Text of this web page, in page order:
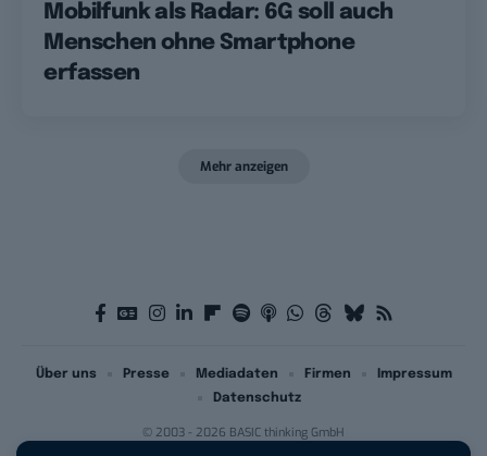
Mobilfunk als Radar: 6G soll auch
Menschen ohne Smartphone
erfassen
Mehr anzeigen
© 2003 - 2026 BASIC thinking GmbH
Über uns Presse Mediadaten Firmen
Impressum
Datenschutz